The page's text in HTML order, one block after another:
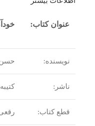
عنوان کتاب:
نویسنده: حسن
ناشر:
قطع کتاب: